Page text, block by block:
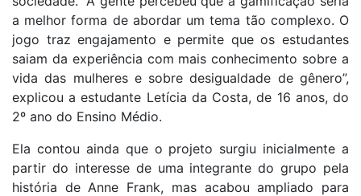
a melhor forma de abordar um tema tão complexo. O
jogo traz engajamento e permite que os estudantes
saiam da experiência com mais conhecimento sobre a
vida das mulheres e sobre desigualdade de gênero”,
explicou a estudante Letícia da Costa, de 16 anos, do
2º ano do Ensino Médio.
Ela contou ainda que o projeto surgiu inicialmente a
partir do interesse de uma integrante do grupo pela
história de Anne Frank, mas acabou ampliado para